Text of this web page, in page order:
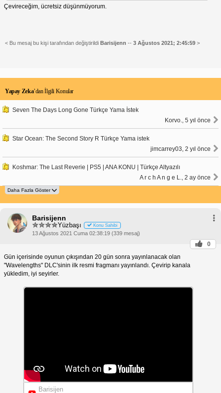
Çevireceğim, ücretsiz düşünmüyorum.
< Bu mesaj bu kişi tarafından değiştirildi Barisijenn -- 3 Ağustos 2021; 2:45:59 >
Yapay Zeka’dan İlgili Konular
Seven The Days Long Gone Türkçe Yama İstek
Korvo., 5 yıl önce
Star Ocean: The Second Story R Türkçe Yama istek
jimcarrey03, 2 yıl önce
Koshmar: The Last Reverie | PS5 | ANA KONU | Türkçe Altyazılı
A r c h A n g e L., 2 ay önce
Barisijenn
Yüzbaşı Konu Sahibi
13 Ağustos 2021 Cuma 02:38:19 (339 mesaj)
0
Gün içerisinde oyunun çıkışından 20 gün sonra yayınlanacak olan
"Wavelengths" DLC'sinin ilk resmi fragmanı yayınlandı. Çevirip kanala
yükledim, iyi seyirler.
Barisijen